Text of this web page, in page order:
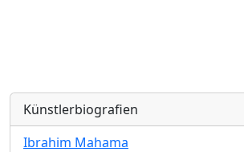
Künstlerbiografien
Ibrahim Mahama